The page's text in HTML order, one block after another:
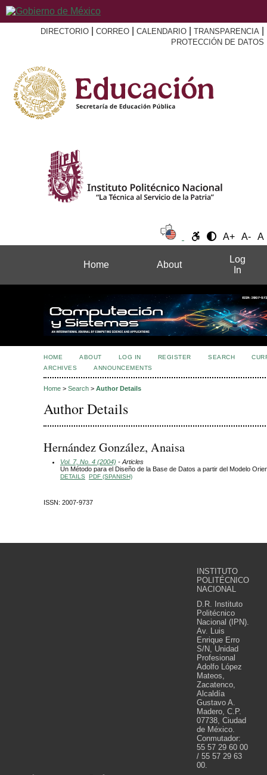
DIRECTORIO CORREO CALENDARIO TRANSPARENCIA
PROTECCIÓN DE DATOS
A+ A- A
Home About
Log
In
HOME ABOUT LOG IN REGISTER SEARCH
ARCHIVES
ANNOUNCEMENTS
Home > Search > Author Details
Author Details
Hernández González, Anaisa
Vol. 7, No. 4 (2004) - Articles
Un Método para el Diseño de la Base de Datos a partir del Modelo
DETAILS PDF (SPANISH)
ISSN: 2007-9737
INSTITUTO
POLITÉCNICO
NACIONAL
D.R. Instituto
Politécnico
Nacional (IPN).
Av. Luis
Enrique Erro
S/N, Unidad
Profesional
Adolfo López
Mateos,
Zacatenco,
Alcaldía
Gustavo A.
Madero, C.P.
07738, Ciudad
de México.
Conmutador:
55 57 29 60 00
/ 55 57 29 63
00.